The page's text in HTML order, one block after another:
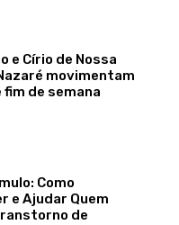
e Círio de Nossa
movimentam
de semana
Como
e Ajudar Quem
de